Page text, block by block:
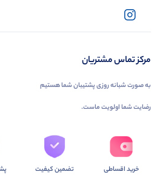
مرکز تماس مشتریان
به صورت شبانه روزی پشتیبان شما هستیم
رضایت شما اولویت ماست.
خرید اقساطی تضمین کیفیت